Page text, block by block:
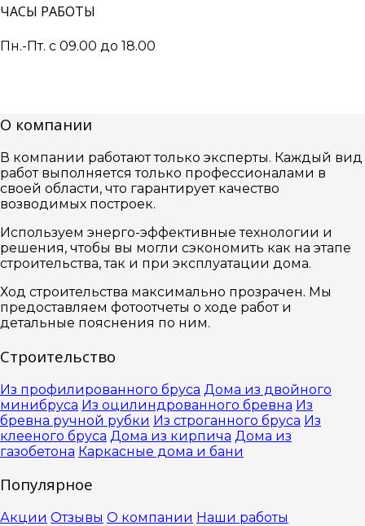
ЧАСЫ РАБОТЫ
Пн.-Пт. с 09.00 до 18.00
О компании
В компании работают только эксперты. Каждый вид
работ выполняется только профессионалами в
своей области, что гарантирует качество
возводимых построек.
Используем энерго-эффективные технологии и
решения, чтобы вы могли сэкономить как на этапе
строительства, так и при эксплуатации дома.
Ход строительства максимально прозрачен. Мы
предоставляем фотоотчеты о ходе работ и
детальные пояснения по ним.
Строительство
Из профилированного бруса Дома из двойного
минибруса Из оцилиндрованного бревна Из
бревна ручной рубки Из строганного бруса Из
клееного бруса Дома из кирпича Дома из
газобетона Каркасные дома и бани
Популярное
Акции Отзывы О компании Наши работы